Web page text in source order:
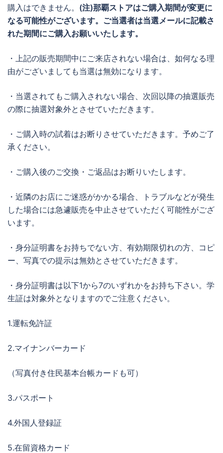
購入はできません。 (注)那覇ストアはご購入期間が変更に
なる可能性がございます。ご当選者は当選メールに記載さ
れた期間にご購入お願いいたします。
・上記の販売期間中にご来店されない場合は、如何なる理
由がございましても当選は無効になります。
・当選されてもご購入されない場合、次回以降の抽選販売
の際に抽選対象外とさせていただきます。
・ご購入時の試着はお断りさせていただきます。予めご了
承ください。
・ご購入後のご交換・ご返品はお断りいたします。
・近隣のお店にご迷惑がかかる場合、トラブルなどが発生
した場合には急遽販売を中止させていただく可能性がござ
います。
・身分証明書をお持ちでない方、有効期限切れの方、コピ
ー、写真での提示は無効とさせていただきます。
・身分証明書は以下1から7のいずれかをお持ち下さい。学
生証は対象外となりますのでご注意ください。
1.運転免許証
2.マイナンバーカード
（写真付き住民基本台帳カードも可）
3.パスポート
4.外国人登録証
5.在留資格カード